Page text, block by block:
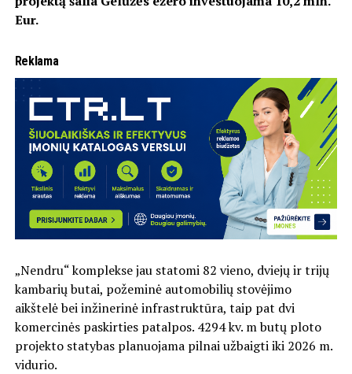
Eur.
Reklama
„Nendru“ komplekse jau statomi 82 vieno, dviejų ir trijų
kambarių butai, požeminė automobilių stovėjimo
aikštelė bei inžinerinė infrastruktūra, taip pat dvi
komercinės paskirties patalpos. 4294 kv. m butų ploto
projekto statybas planuojama pilnai užbaigti iki 2026 m.
vidurio.